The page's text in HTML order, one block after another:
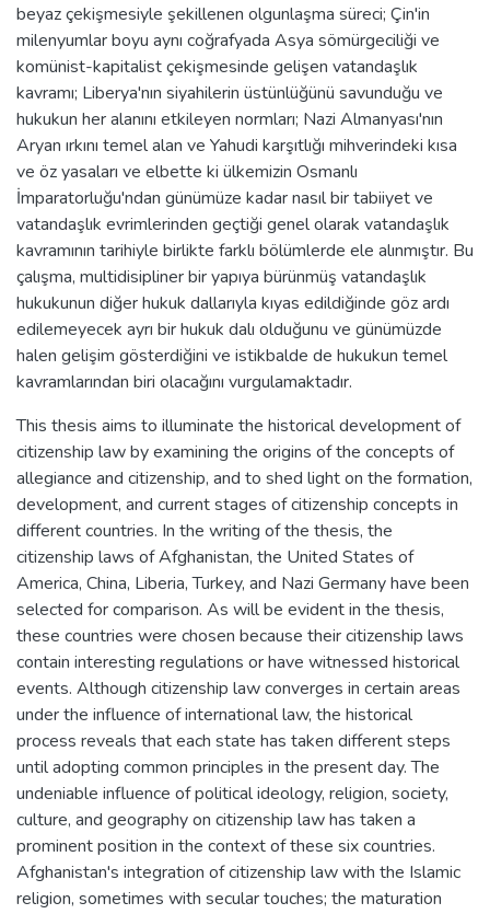
beyaz çekişmesiyle şekillenen olgunlaşma süreci; Çin'in
milenyumlar boyu aynı coğrafyada Asya sömürgeciliği ve
komünist-kapitalist çekişmesinde gelişen vatandaşlık
kavramı; Liberya'nın siyahilerin üstünlüğünü savunduğu ve
hukukun her alanını etkileyen normları; Nazi Almanyası'nın
Aryan ırkını temel alan ve Yahudi karşıtlığı mihverindeki kısa
ve öz yasaları ve elbette ki ülkemizin Osmanlı
İmparatorluğu'ndan günümüze kadar nasıl bir tabiiyet ve
vatandaşlık evrimlerinden geçtiği genel olarak vatandaşlık
kavramının tarihiyle birlikte farklı bölümlerde ele alınmıştır. Bu
çalışma, multidisipliner bir yapıya bürünmüş vatandaşlık
hukukunun diğer hukuk dallarıyla kıyas edildiğinde göz ardı
edilemeyecek ayrı bir hukuk dalı olduğunu ve günümüzde
halen gelişim gösterdiğini ve istikbalde de hukukun temel
kavramlarından biri olacağını vurgulamaktadır.
This thesis aims to illuminate the historical development of
citizenship law by examining the origins of the concepts of
allegiance and citizenship, and to shed light on the formation,
development, and current stages of citizenship concepts in
different countries. In the writing of the thesis, the
citizenship laws of Afghanistan, the United States of
America, China, Liberia, Turkey, and Nazi Germany have been
selected for comparison. As will be evident in the thesis,
these countries were chosen because their citizenship laws
contain interesting regulations or have witnessed historical
events. Although citizenship law converges in certain areas
under the influence of international law, the historical
process reveals that each state has taken different steps
until adopting common principles in the present day. The
undeniable influence of political ideology, religion, society,
culture, and geography on citizenship law has taken a
prominent position in the context of these six countries.
Afghanistan's integration of citizenship law with the Islamic
religion, sometimes with secular touches; the maturation